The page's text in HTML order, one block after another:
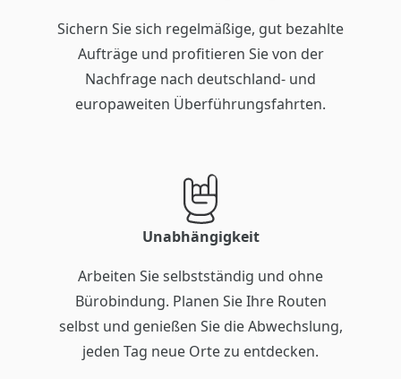
Sichern Sie sich regelmäßige, gut bezahlte
Aufträge und profitieren Sie von der
Nachfrage nach deutschland- und
europaweiten Überführungsfahrten.
Unabhängigkeit
Arbeiten Sie selbstständig und ohne
Bürobindung. Planen Sie Ihre Routen
selbst und genießen Sie die Abwechslung,
jeden Tag neue Orte zu entdecken.